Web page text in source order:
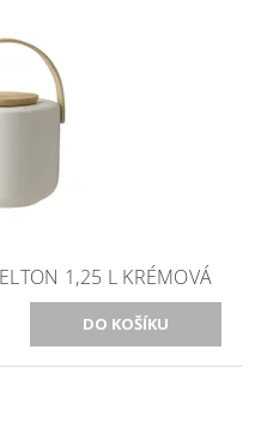
1,25 L KRÉMOVÁ